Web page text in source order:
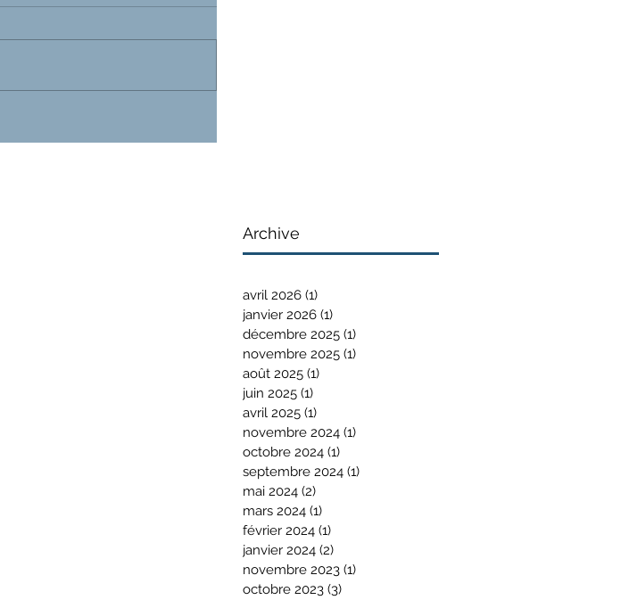
Archive
avril 2026 (1)
janvier 2026 (1)
décembre 2025 (1)
novembre 2025 (1)
août 2025 (1)
juin 2025 (1)
avril 2025 (1)
novembre 2024 (1)
octobre 2024 (1)
septembre 2024 (1)
mai 2024 (2)
mars 2024 (1)
février 2024 (1)
janvier 2024 (2)
novembre 2023 (1)
octobre 2023 (3)